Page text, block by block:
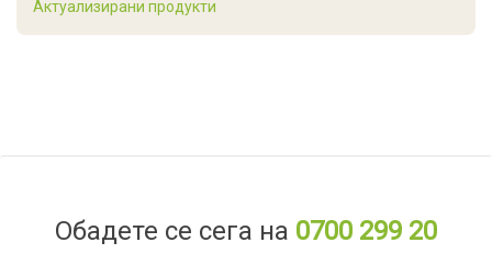
Актуализирани продукти
Обадете се сега на 0700 299 20